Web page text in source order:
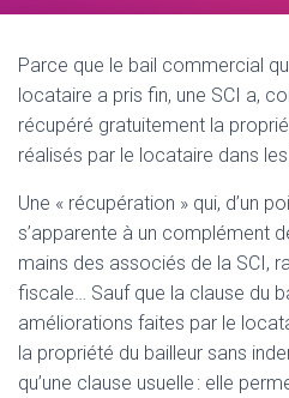
Parce que le bail commercial
locataire a pris fin, une SCI a,
récupéré gratuitement la
réalisés par le locataire dans
Une « récupération » qui, d’un
s’apparente à un complément
mains des associés de la SCI,
fiscale… Sauf que la clause du
améliorations faites par le
la propriété du bailleur sans
qu’une clause usuelle : elle